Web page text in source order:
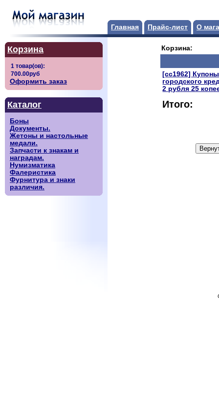
Главная Прайс-лист О
Корзина
Оформить заказ
Каталог
Боны
Документы.
Жетоны и настольные
медали.
Запчасти к знакам и
наградам.
Нумизматика
Фалеристика
Фурнитура и знаки
различия.
Корзина:
[сс1962]
городского
2 рубля 25
Итого: